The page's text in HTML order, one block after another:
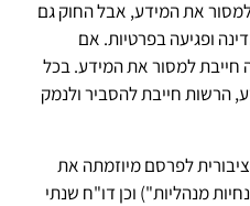
את המידע, אבל החוק גם
ופגיעה בפרטיות. אם
חייבת למסור את המידע. בכל
הרשות חייבת להסביר ולנמק
לפרסם מיוזמתה את
מנהליות") וכן דו"ח שנתי